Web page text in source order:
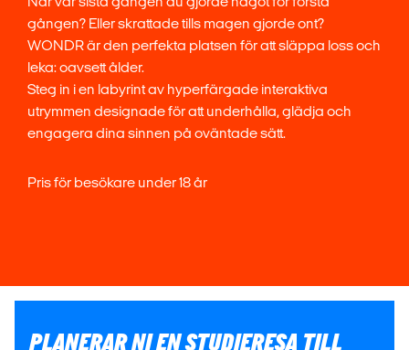
gången? Eller skrattade tills magen gjorde ont?
WONDR är den perfekta platsen för att släppa loss och
leka: oavsett ålder.
Steg in i en labyrint av hyperfärgade interaktiva
utrymmen designade för att underhålla, glädja och
engagera dina sinnen på oväntade sätt.
Pris för besökare under 18 år
PLANERAR NI EN STUDIERESA TILL